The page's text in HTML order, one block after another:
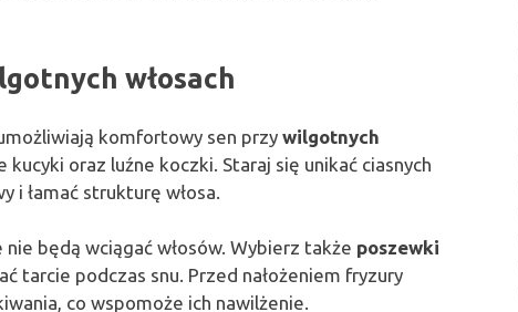
włosach
komfortowy sen przy wilgotnych
oraz luźne koczki. Staraj się unikać ciasnych
i łamać strukturę włosa.
będą wciągać włosów. Wybierz także poszewki
tarcie podczas snu. Przed nałożeniem fryzury
co wspomoże ich nawilżenie.